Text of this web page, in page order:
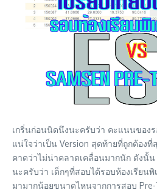
เกริ่นก่อนนิดนึงนะครับว่า คะแนนของร
แน่ใจว่าเป็น Version สุดท้ายที่ถูกต้อง
คาดว่าไม่น่าคลาดเคลื่อนมากนัก ดังนั้
นะครับว่า เด็กๆที่สอบได้รอบห้องเรียน
มามากน้อยขนาดไหนจากการสอบ